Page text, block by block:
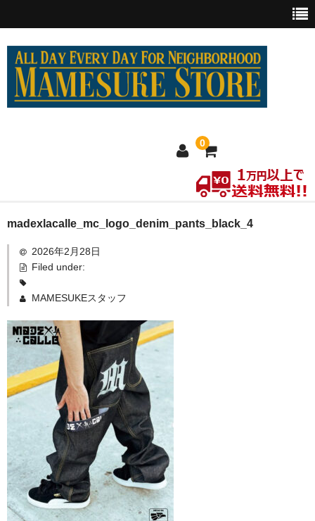
0
ホーム
MEXICO買い付け
新商品
全商品（ウェア）
Tシャツ
ロングTシャツ
ゲームシャツ
コーチジャケット
スウェット＆フーディ
パンツ
madexlacalle_mc_logo_denim_pants_black_4
2026年2月28日
Filed under:
MAMESUKEスタッフ